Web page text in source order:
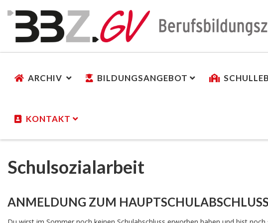
ARCHIV BILDUNGSANGEBOT
KONTAKT
Schulsozialarbeit
ANMELDUNG ZUM